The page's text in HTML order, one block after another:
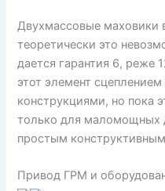
Двухмассовые маховики
теоретически это
дается гарантия 6, реже
этот элемент
конструкциями, но пока
только для маломощных
простым
Привод ГРМ и